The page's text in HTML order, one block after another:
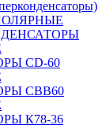
CD-60
CBB60
К78-36